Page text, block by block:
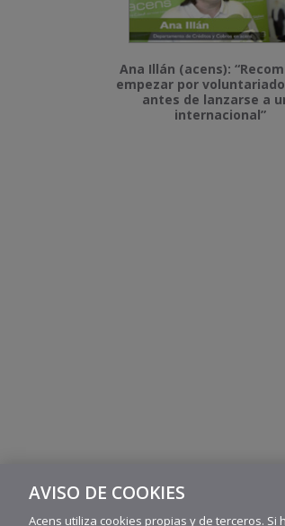
Ana Illán (acens):
empezar por
antes de lanzarse a
internacional”
AVISO DE COOKIES
Acens utiliza cookies propias y de terceros. Si